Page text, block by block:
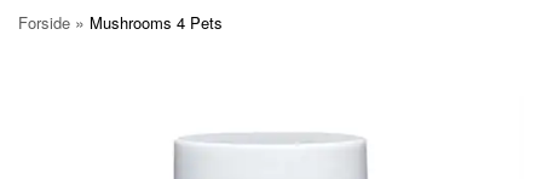
Forside » Mushrooms 4 Pets